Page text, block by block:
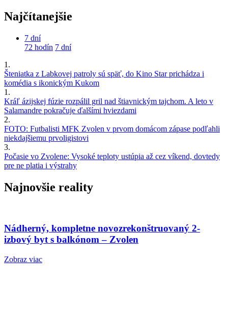
Najčítanejšie
7 dní
72 hodín 7 dní
1.
Šteniatka z Labkovej patroly sú späť, do Kino Star prichádza i
komédia s ikonickým Kukom
1.
Kráľ ázijskej fúzie rozpálil gril nad štiavnickým tajchom. A leto v
Salamandre pokračuje ďalšími hviezdami
2.
FOTO: Futbalisti MFK Zvolen v prvom domácom zápase podľahli
niekdajšiemu prvoligistovi
3.
Počasie vo Zvolene: Vysoké teploty ustúpia až cez víkend, dovtedy
pre ne platia i výstrahy
Najnovšie reality
Nádherný, kompletne novozrekonštruovaný 2-
izbový byt s balkónom – Zvolen
Zobraz viac